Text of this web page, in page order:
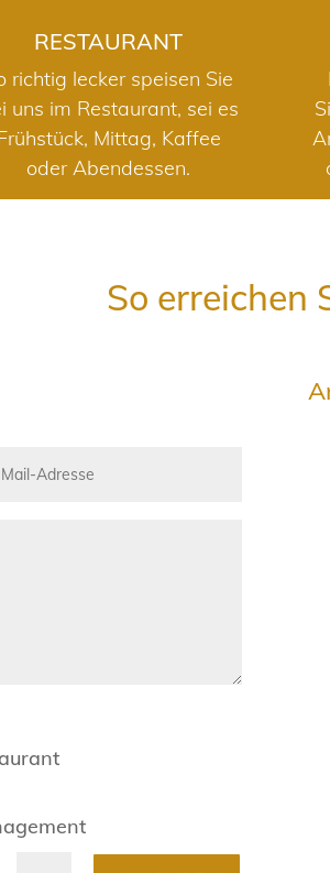
RESTAURANT
richtig lecker speisen Sie
uns im Restaurant, sei es
Mittag, Kaffee
oder Abendessen.
So erreichen